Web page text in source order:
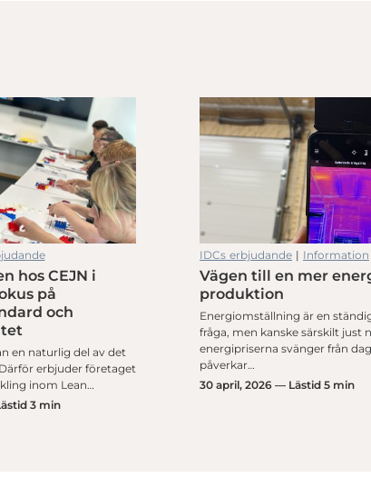
hos CEJN i
på
och
en naturlig del av det
erbjuder företaget
inom Lean…
3 min
IDCs erbjudande | Information
Vägen till en mer
produktion
Energiomställning är en
fråga, men kanske särskilt just
energipriserna svänger från
påverkar…
30 april, 2026 — Lästid 5 min